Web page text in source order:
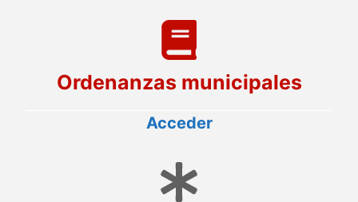
Ordenanzas municipales
Acceder